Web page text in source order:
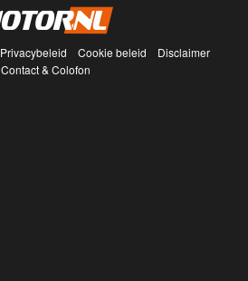
Privacybeleid Cookie beleid
Disclaimer
Contact & Colofon